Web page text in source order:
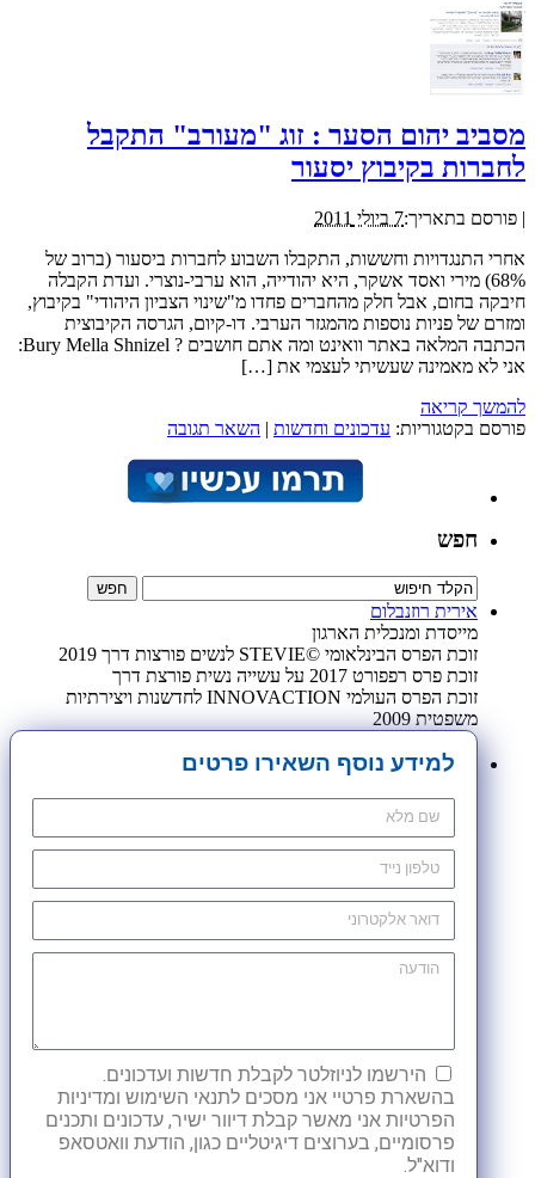
מסביב יהום הסער : זוג "מעורב" התקבל
לחברות בקיבוץ יסעור
| פורסם בתאריך:7 ביולי 2011
אחרי התנגדויות וחששות, התקבלו השבוע לחברות ביסעור (ברוב של
68%) מירי ואסד אשקר, היא יהודייה, הוא ערבי-נוצרי. ועדת הקבלה
חיבקה בחום, אבל חלק מהחברים פחדו מ"שינוי הצביון היהודי" בקיבוץ,
ומזרם של פניות נוספות מהמגזר הערבי. דו-קיום, הגרסה הקיבוצית
הכתבה המלאה באתר וואינט ומה אתם חושבים ? Bury Mella Shnizel:
אני לא מאמינה שעשיתי לעצמי את […]
להמשך קריאה
פורסם בקטגוריות: עדכונים וחדשות | השאר תגובה
חפש
אירית רוזנבלום
מייסדת ומנכלית הארגון
זוכת הפרס הבינלאומי ©STEVIE לנשים פורצות דרך 2019
זוכת פרס רפפורט 2017 על עשייה נשית פורצת דרך
זוכת הפרס העולמי INNOVACTION לחדשנות ויצירתיות
משפטית 2009
למידע נוסף השאירו פרטים
הירשמו לניוזלטר לקבלת חדשות ועדכונים.
בהשארת פרטיי אני מסכים לתנאי השימוש ומדיניות
הפרטיות אני מאשר קבלת דיוור ישיר, עדכונים ותכנים
פרסומיים, בערוצים דיגיטליים כגון, הודעת וואטסאפ
ודוא"ל.